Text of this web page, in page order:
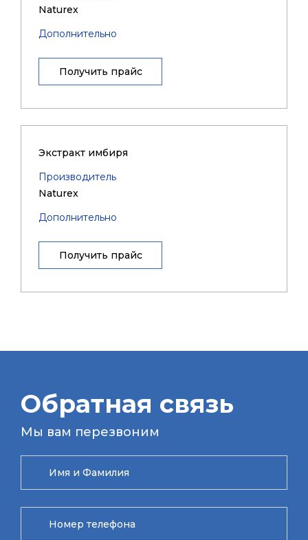
Naturex
Дополнительно
Получить прайс
Экстракт имбиря
Производитель
Naturex
Дополнительно
Получить прайс
Обратная связь
Мы вам перезвоним